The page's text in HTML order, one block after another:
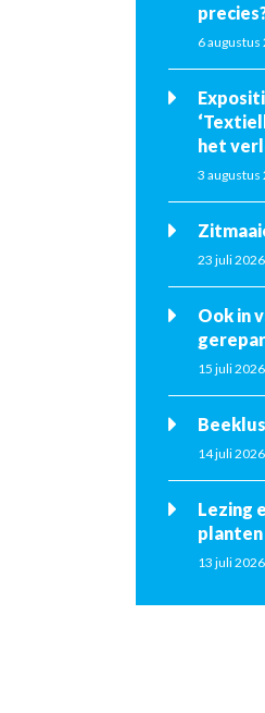
6
het
3 augustus
23 juli
Ook in
15 juli
14 juli
Lezing
planten
13 juli